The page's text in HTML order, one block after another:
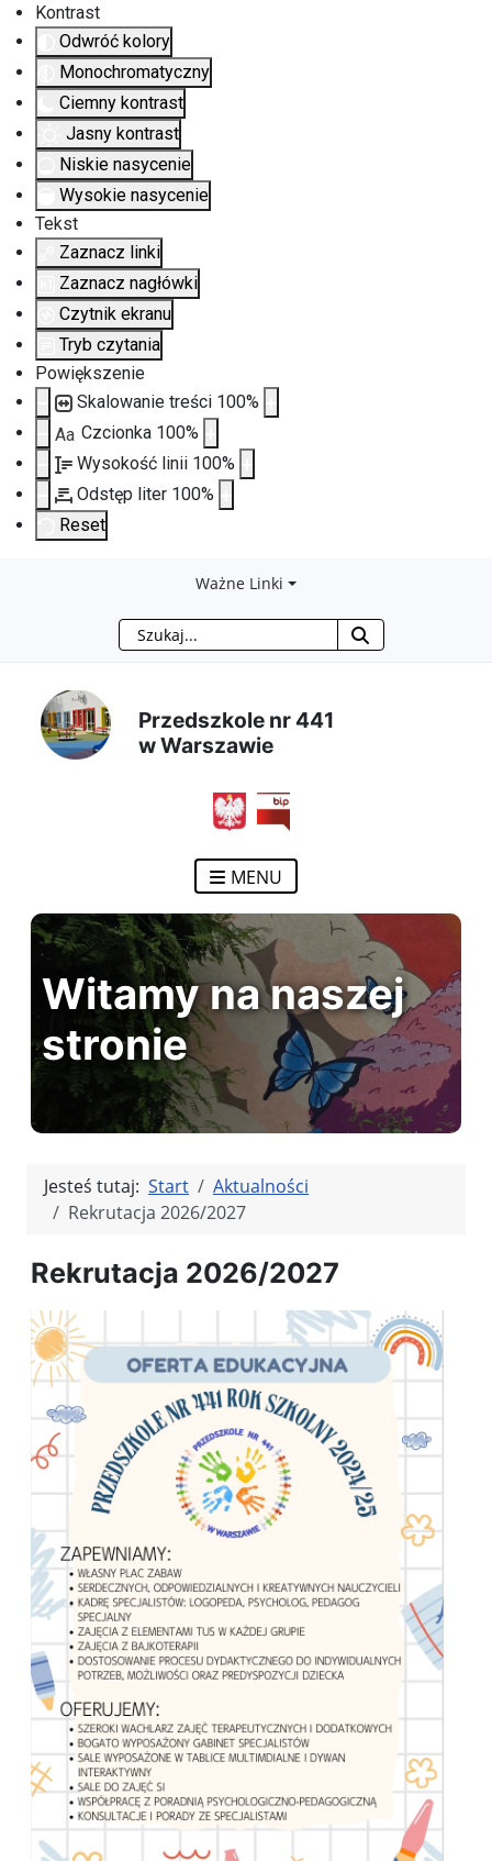
Kontrast
Odwróć kolory
Monochromatyczny
Ciemny kontrast
Jasny kontrast
Niskie nasycenie
Wysokie nasycenie
Tekst
Zaznacz linki
Zaznacz nagłówki
Czytnik ekranu
Tryb czytania
Powiększenie
Skalowanie treści 100%
Aa Czcionka 100%
Wysokość linii 100%
Odstęp liter 100%
Reset
treści
głównej
menu
nawigacyjnego
wyszukiwarki
mapy
strony
Ważne Linki
Szukaj
Przedszkole nr 441
w Warszawie
MENU
Witamy na naszej
stronie
Jesteś tutaj: Start
Aktualności
Rekrutacja 2026/2027
Rekrutacja 2026/2027